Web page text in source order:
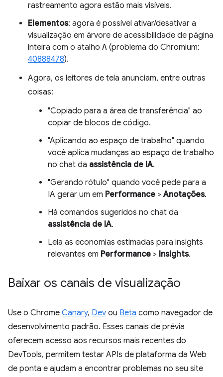
rastreamento agora estão mais visíveis.
Elementos: agora é possível ativar/desativar a
visualização em árvore de acessibilidade de página
inteira com o atalho A (problema do Chromium:
40888478).
Agora, os leitores de tela anunciam, entre outras
coisas:
"Copiado para a área de transferência" ao
copiar de blocos de código.
"Aplicando ao espaço de trabalho" quando
você aplica mudanças ao espaço de trabalho
no chat da assistência de IA.
"Gerando rótulo" quando você pede para a
IA gerar um em Performance >Anotações.
Há comandos sugeridos no chat da
assistência de IA.
Leia as economias estimadas para insights
relevantes em Performance > Insights.
Baixar os canais de visualização
Use o Chrome Canary, Dev ou Beta como navegador de
desenvolvimento padrão. Esses canais de prévia
oferecem acesso aos recursos mais recentes do
DevTools, permitem testar APIs de plataforma da Web
de ponta e ajudam a encontrar problemas no seu site